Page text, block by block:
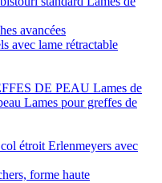
avancées
avec lame rétractable
DE PEAU Lames de
Lames pour greffes de
étroit Erlenmeyers avec
forme haute